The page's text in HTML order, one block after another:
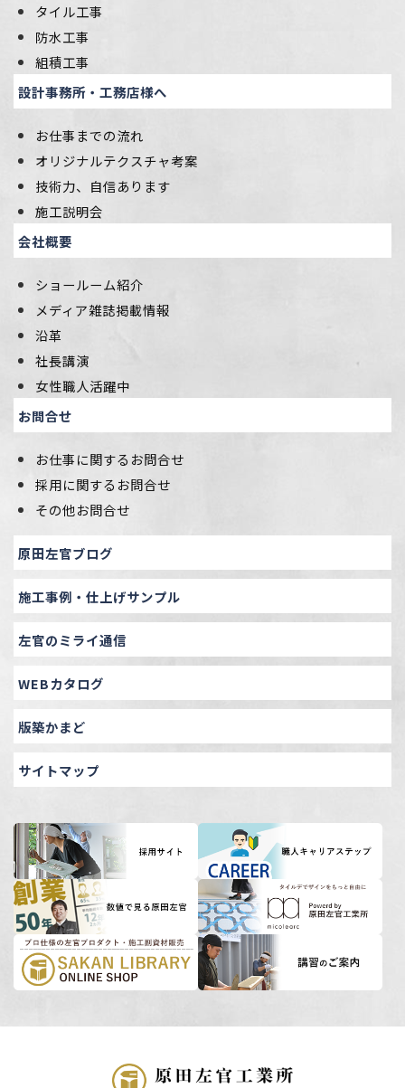
タイル工事
防水工事
組積工事
設計事務所・工務店様へ
お仕事までの流れ
オリジナルテクスチャ考案
技術力、自信あります
施工説明会
会社概要
ショールーム紹介
メディア雑誌掲載情報
沿革
社長講演
女性職人活躍中
お問合せ
お仕事に関するお問合せ
採用に関するお問合せ
その他お問合せ
原田左官ブログ
施工事例・仕上げサンプル
左官のミライ通信
WEBカタログ
版築かまど
サイトマップ